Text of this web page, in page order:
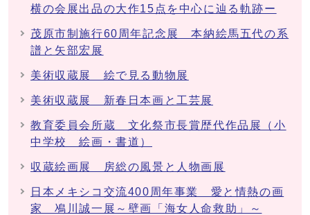
横の会展出品の大作15点を中心に辿る軌跡ー
茂原市制施行60周年記念展 本納絵馬五代の系
譜と矢部宏展
美術収蔵展 絵で見る動物展
美術収蔵展 新春日本画と工芸展
教育委員会所蔵 文化祭市長賞歴代作品展（小
中学校 絵画・書道）
収蔵絵画展 房総の風景と人物画展
日本メキシコ交流400周年事業 愛と情熱の画
家 鳰川誠一展～壁画「海女人命救助」～